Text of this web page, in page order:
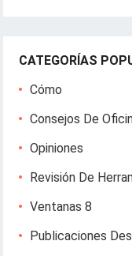
CATEGORÍAS
Cómo
Consejos De
Opiniones
Revisión De
Ventanas 8
Publicaciones